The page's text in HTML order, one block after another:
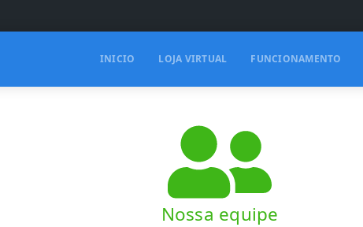
INICIO LOJA VIRTUAL FUNCIONAMENTO
Nossa equipe